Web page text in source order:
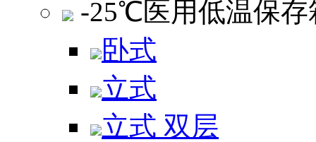
-25℃医用低温保存
卧式
立式
立式 双层